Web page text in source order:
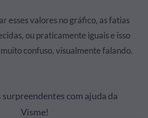
esses valores no gráfico, as fatias
ou praticamente iguais e isso
confuso, visualmente falando.
surpreendentes com ajuda da
Visme!